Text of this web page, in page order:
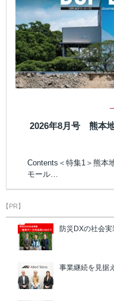
2026年8月号 熊本
Contents＜特集1＞熊本
モール…
【PR】
防災DXの社会
事業継続を見据